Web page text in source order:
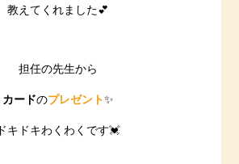
教えてくれました💕
担任の先生から
カードのプレゼント✨
ドキドキわくわくです💓